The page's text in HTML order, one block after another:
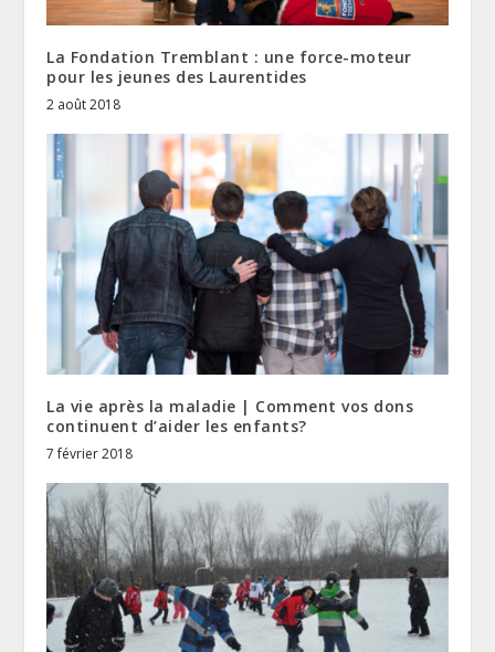
La Fondation Tremblant : une force-moteur
pour les jeunes des Laurentides
2 août 2018
La vie après la maladie | Comment vos dons
continuent d’aider les enfants?
7 février 2018